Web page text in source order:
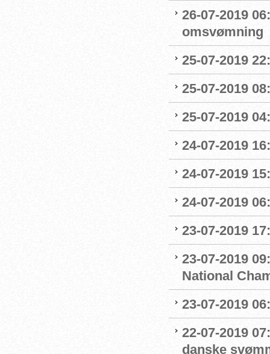
26-07-2019
omsvømning
25-07-2019
25-07-2019
25-07-2019
24-07-2019
24-07-2019
24-07-2019
23-07-2019
23-07-2019
National
23-07-2019
22-07-2019
danske